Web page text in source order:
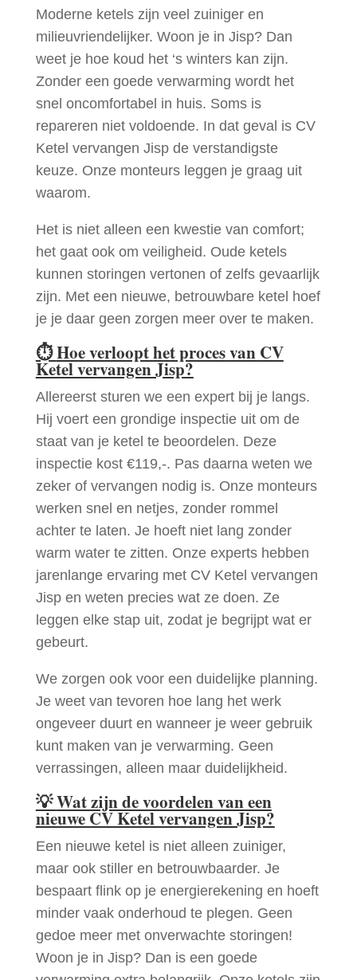
Moderne ketels zijn veel zuiniger en
milieuvriendelijker. Woon je in Jisp? Dan
weet je hoe koud het ‘s winters kan zijn.
Zonder een goede verwarming wordt het
snel oncomfortabel in huis. Soms is
repareren niet voldoende. In dat geval is CV
Ketel vervangen Jisp de verstandigste
keuze. Onze monteurs leggen je graag uit
waarom.
Het is niet alleen een kwestie van comfort;
het gaat ook om veiligheid. Oude ketels
kunnen storingen vertonen of zelfs gevaarlijk
zijn. Met een nieuwe, betrouwbare ketel hoef
je je daar geen zorgen meer over te maken.
⏱Hoe verloopt het proces van CV
Ketel vervangen Jisp?
Allereerst sturen we een expert bij je langs.
Hij voert een grondige inspectie uit om de
staat van je ketel te beoordelen. Deze
inspectie kost €119,-. Pas daarna weten we
zeker of vervangen nodig is. Onze monteurs
werken snel en netjes, zonder rommel
achter te laten. Je hoeft niet lang zonder
warm water te zitten. Onze experts hebben
jarenlange ervaring met CV Ketel vervangen
Jisp en weten precies wat ze doen. Ze
leggen elke stap uit, zodat je begrijpt wat er
gebeurt.
We zorgen ook voor een duidelijke planning.
Je weet van tevoren hoe lang het werk
ongeveer duurt en wanneer je weer gebruik
kunt maken van je verwarming. Geen
verrassingen, alleen maar duidelijkheid.
💡Wat zijn de voordelen van een
nieuwe CV Ketel vervangen Jisp?
Een nieuwe ketel is niet alleen zuiniger,
maar ook stiller en betrouwbaarder. Je
bespaart flink op je energierekening en hoeft
minder vaak onderhoud te plegen. Geen
gedoe meer met onverwachte storingen!
Woon je in Jisp? Dan is een goede